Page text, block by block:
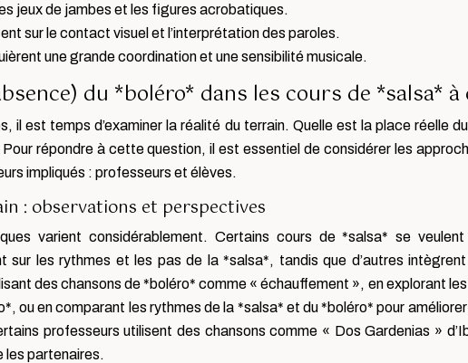
jeux de jambes et les figures acrobatiques.
sur le contact visuel et l’interprétation des paroles.
une grande coordination et une sensibilité musicale.
du *boléro* dans les cours de *salsa* à
il est temps d’examiner la réalité du terrain. Quelle est la place réelle
répondre à cette question, il est essentiel de considérer les
impliqués : professeurs et élèves.
: observations et perspectives
varient considérablement. Certains cours de *salsa* se
sur les rythmes et les pas de la *salsa*, tandis que d’autres
des chansons de *boléro* comme « échauffement », en explorant
ou en comparant les rythmes de la *salsa* et du *boléro* pour
professeurs utilisent des chansons comme « Dos Gardenias »
les partenaires.